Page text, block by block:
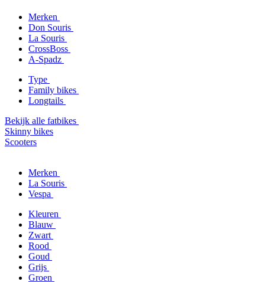
Merken
Don Souris
La Souris
CrossBoss
A-Spadz
Type
Family bikes
Longtails
Bekijk alle fatbikes
Skinny bikes
Scooters
Merken
La Souris
Vespa
Kleuren
Blauw
Zwart
Rood
Goud
Grijs
Groen